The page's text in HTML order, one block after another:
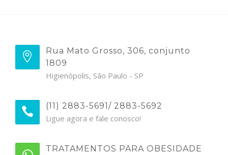
Rua Mato Grosso, 306, conjunto
1809
Higienópolis, São Paulo - SP
(11) 2883-5691/ 2883-5692
Ligue agora e fale conosco!
TRATAMENTOS PARA OBESIDADE